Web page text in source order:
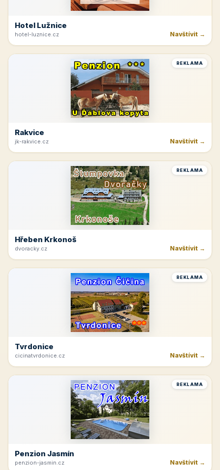
Hotel Lužnice
hotel-luznice.cz Navštívit →
REKLAMA
Rakvice
jk-rakvice.cz Navštívit →
REKLAMA
Hřeben Krkonoš
dvoracky.cz Navštívit →
REKLAMA
Tvrdonice
cicinatvrdonice.cz Navštívit →
REKLAMA
Penzion Jasmín
penzion-jasmin.cz Navštívit →